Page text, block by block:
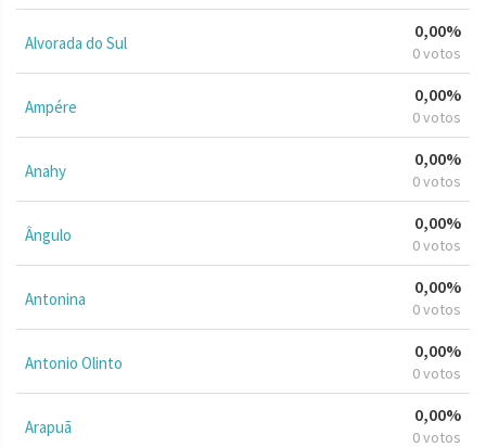
Alvorada do Sul
0,00%
0 votos
Ampére
0,00%
0 votos
Anahy
0,00%
0 votos
Ângulo
0,00%
0 votos
Antonina
0,00%
0 votos
Antonio Olinto
0,00%
0 votos
Arapuã
0,00%
0 votos